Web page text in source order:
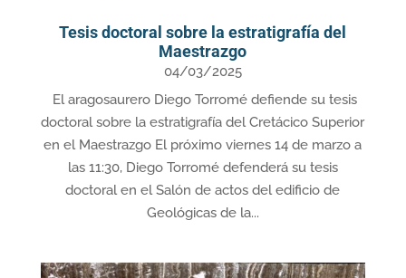
Tesis doctoral sobre la estratigrafía del
Maestrazgo
04/03/2025
El aragosaurero Diego Torromé defiende su tesis
doctoral sobre la estratigrafía del Cretácico Superior
en el Maestrazgo El próximo viernes 14 de marzo a
las 11:30, Diego Torromé defenderá su tesis
doctoral en el Salón de actos del edificio de
Geológicas de la...